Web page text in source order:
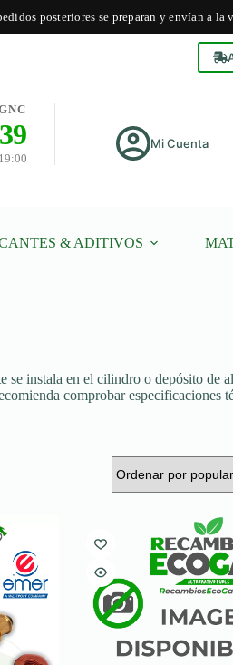
posteriores se preparan y envían a la
Mi Cuenta
& ADITIVOS
se instala en el cilindro o depósito de
comprobar especificaciones